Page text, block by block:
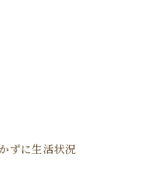
ずに生活状況